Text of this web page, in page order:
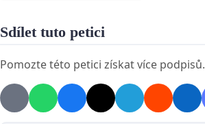
Sdílet tuto petici
Pomozte této petici získat více podpisů.